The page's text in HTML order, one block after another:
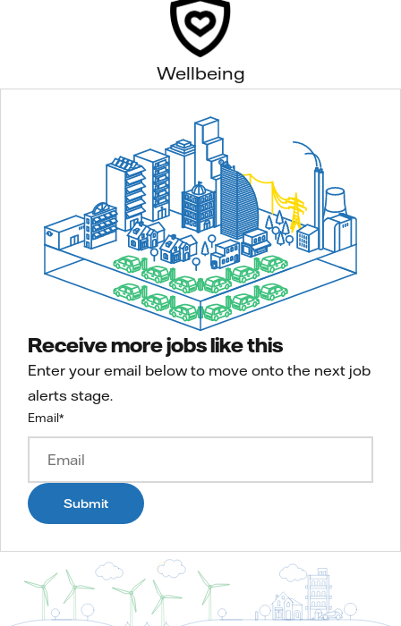
Wellbeing
Receive more jobs like this
Enter your email below to move onto the next job
alerts stage.
Email*
Submit